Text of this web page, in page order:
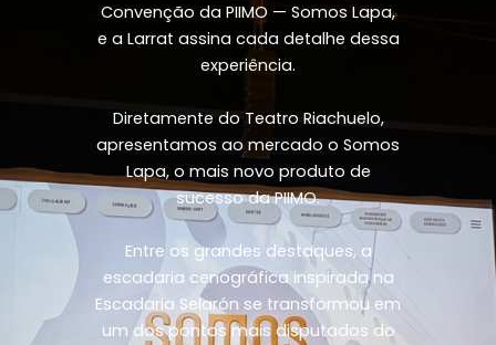
Convenção da PIIMO — Somos Lapa,
e a Larrat assina cada detalhe dessa
experiência.
Diretamente do Teatro Riachuelo,
apresentamos ao mercado o Somos
Lapa, o mais novo produto de
sucesso da PIIMO.
Entre os grandes destaques, a
escadaria cenográfica inspirada na
Escadaria Selarón se transformou em
um dos pontos mais disputados do